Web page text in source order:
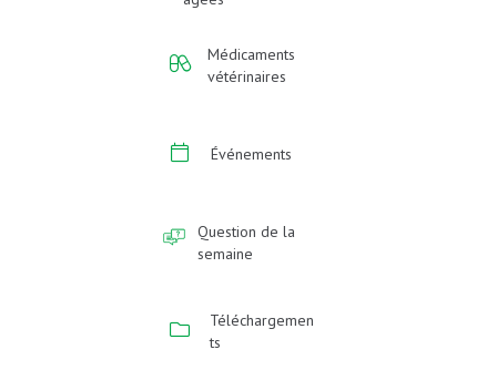
Médicaments
vétérinaires
Événements
Question de la
semaine
Téléchargemen
ts